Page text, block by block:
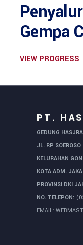
Gempa
VIEW PROGRESS
PT.
GEDUNG
JL. RP SOEROSO
KELURAHAN
KOTA ADM.
PROVINSI DKI
NO. TELEPON:
EMAIL: